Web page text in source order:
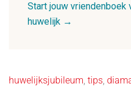
Start jouw vriendenboek
huwelijk →
huwelijksjubileum, tips,